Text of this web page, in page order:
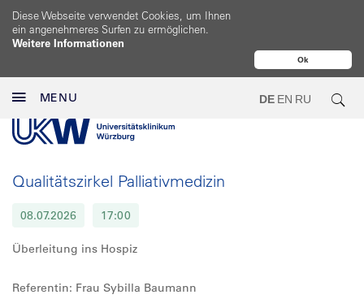
Ok
Diese Webseite verwendet Cookies, um Ihnen
ein angenehmeres Surfen zu ermöglichen.
Weitere Informationen
MENU DE EN RU
Qualitätszirkel Palliativmedizin
08.07.2026 17:00
Überleitung ins Hospiz
Referentin: Frau Sybilla Baumann